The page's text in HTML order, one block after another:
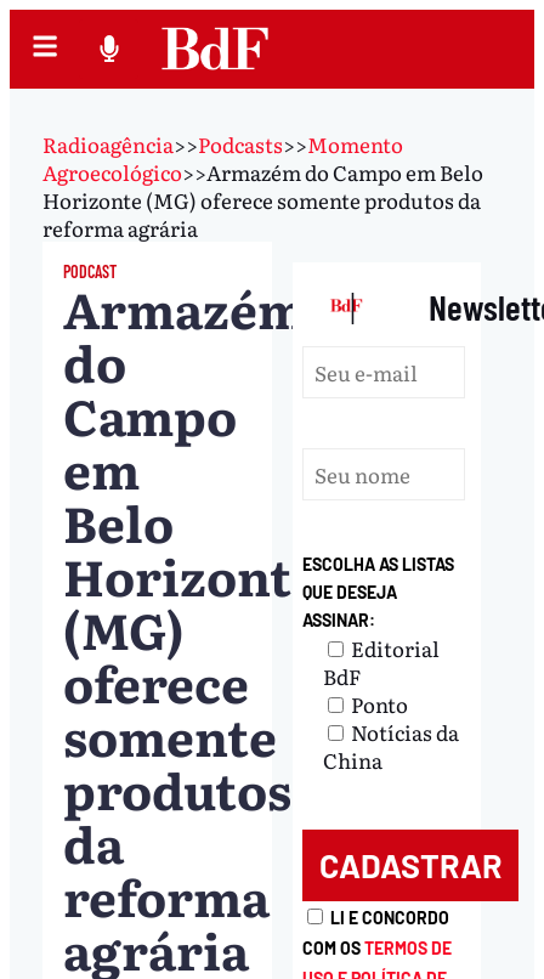
Radioagência>>Podcasts>>Momento
Agroecológico>>Armazém do Campo em Belo
Horizonte (MG) oferece somente produtos da
reforma agrária
PODCAST
Armazém
do
Campo
em
Belo
Horizonte
(MG)
oferece
somente
produtos
da
reforma
agrária
|
ESCOLHA AS LISTAS
QUE DESEJA
ASSINAR:
Editorial
BdF
Ponto
Notícias da
China
LI E CONCORDO
COM OSTERMOS DE